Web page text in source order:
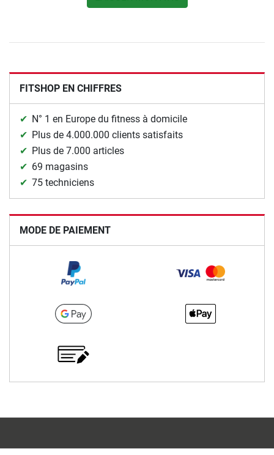
FITSHOP EN CHIFFRES
N° 1 en Europe du fitness à domicile
Plus de 4.000.000 clients satisfaits
Plus de 7.000 articles
69 magasins
75 techniciens
MODE DE PAIEMENT